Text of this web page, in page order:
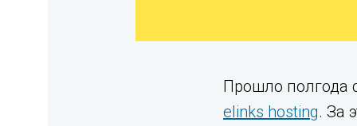
Прошло полгода
elinks hosting. За